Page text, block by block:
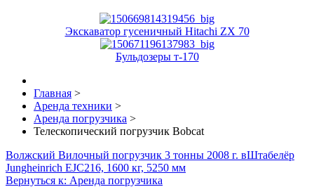
Экскаватор гусеничный Hitachi ZX 70
Бульдозеры т-170
Главная >
Аренда техники >
Аренда погрузчика >
Телескопический погрузчик Bobcat
Волжский Вилочный погрузчик 3 тонны 2008 г. вШтабелёр
Jungheinrich EJC216, 1600 кг, 5250 мм
Вернуться к: Аренда погрузчика